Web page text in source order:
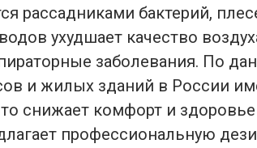
рассадниками бактерий,
ухудшает качество
заболевания. По
и жилых зданий в России
снижает комфорт и здоровье
профессиональную